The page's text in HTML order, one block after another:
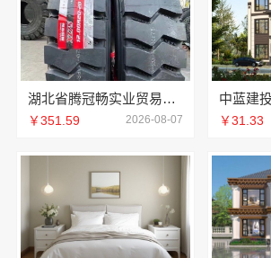
湖北省腾冠畅实业贸易有限公司专业轮胎批发解决方案
￥351.59 2026-08-07 ￥31.33